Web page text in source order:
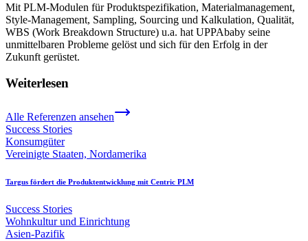
Mit PLM-Modulen für Produktspezifikation, Materialmanagement,
Style-Management, Sampling, Sourcing und Kalkulation, Qualität,
WBS (Work Breakdown Structure) u.a. hat UPPAbaby seine
unmittelbaren Probleme gelöst und sich für den Erfolg in der
Zukunft gerüstet.
Weiterlesen
Alle Referenzen ansehen
Success Stories
Konsumgüter
Vereinigte Staaten, Nordamerika
Targus fördert die Produktentwicklung mit Centric PLM
Success Stories
Wohnkultur und Einrichtung
Asien-Pazifik